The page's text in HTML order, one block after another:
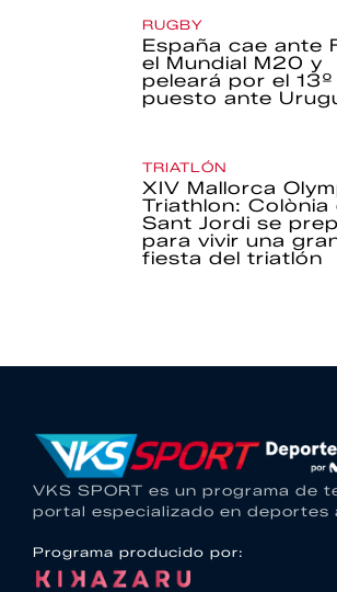
RUGBY
España cae ante
el Mundial M20 y
peleará por el 13º
puesto ante
TRIATLÓN
XIV Mallorca
Triathlon: Colònia
Sant Jordi se
para vivir una
fiesta del triatlón
VKS SPORT es un programa de
portal especializado en deportes
Programa producido por: